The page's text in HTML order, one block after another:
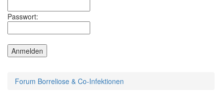
Passwort:
Forum Borreliose & Co-Infektionen